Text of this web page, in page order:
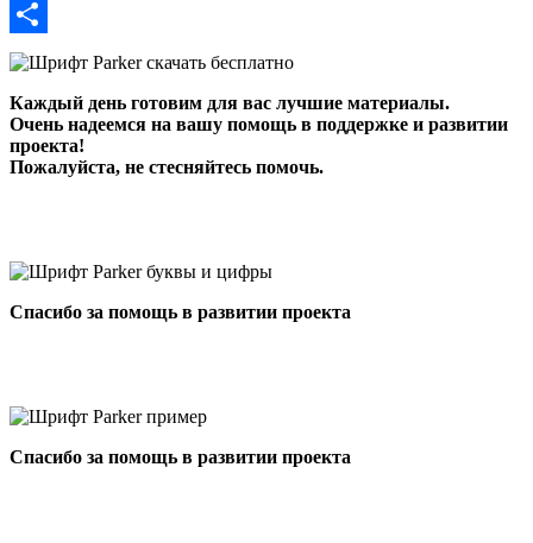
Telegram
Отправить
Каждый день готовим для вас лучшие материалы.
Очень надеемся на вашу помощь в поддержке и развитии
проекта!
Пожалуйста, не стесняйтесь помочь.
Спасибо за помощь в развитии проекта
Спасибо за помощь в развитии проекта